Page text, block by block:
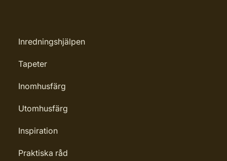
Inredningshjälpen
Tapeter
Inomhusfärg
Utomhusfärg
Inspiration
Praktiska råd